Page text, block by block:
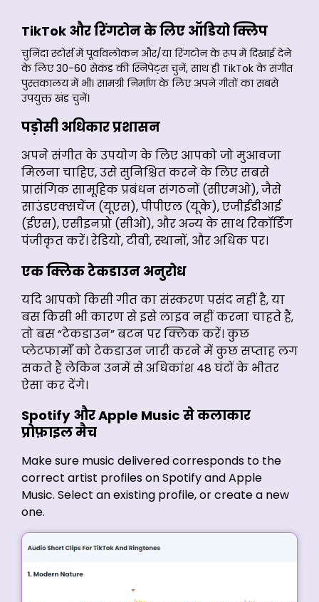
TikTok और रिंगटोन के लिए ऑडियो क्लिप
चुनिंदा स्टोर्स में पूर्वावलोकन और/या रिंगटोन के रूप में दिखाई देने
के लिए 30-60 सेकंड की स्निपेट्स चुनें, साथ ही TikTok के संगीत
पुस्तकालय में भी। सामग्री निर्माण के लिए अपने गीतों का सबसे
उपयुक्त खंड चुनें।
पड़ोसी अधिकार प्रशासन
अपने संगीत के उपयोग के लिए आपको जो मुआवजा
मिलना चाहिए, उसे सुनिश्चित करने के लिए सबसे
प्रासंगिक सामूहिक प्रबंधन संगठनों (सीएमओ), जैसे
साउंडएक्सचेंज (यूएस), पीपीएल (यूके), एजीईडीआई
(ईएस), एसीइनप्रो (सीओ), और अन्य के साथ रिकॉर्डिंग
पंजीकृत करें। रेडियो, टीवी, स्थानों, और अधिक पर।
एक क्लिक टेकडाउन अनुरोध
यदि आपको किसी गीत का संस्करण पसंद नहीं है, या
बस किसी भी कारण से इसे लाइव नहीं करना चाहते हैं,
तो बस “टेकडाउन” बटन पर क्लिक करें। कुछ
प्लेटफार्मों को टेकडाउन जारी करने में कुछ सप्ताह लग
सकते हैं लेकिन उनमें से अधिकांश 48 घंटों के भीतर
ऐसा कर देंगे।
Spotify और Apple Music से कलाकार
प्रोफ़ाइल मैच
Make sure music delivered corresponds to the
correct artist profiles on Spotify and Apple
Music. Select an existing profile, or create a new
one.